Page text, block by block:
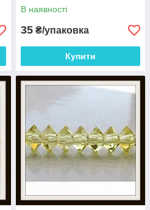
В наявності
35 ₴/упаковка
Купити